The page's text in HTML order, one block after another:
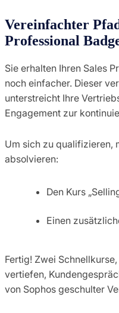
Vereinfachter
Professional
Sie erhalten Ihren Sales
noch einfacher. Dieser
unterstreicht Ihre
Engagement zur
Um sich zu qualifizieren,
absolvieren:
Den Kurs
Einen
Fertig! Zwei
vertiefen,
von Sophos geschulter